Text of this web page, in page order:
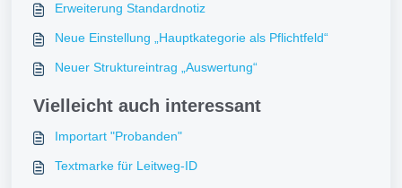
Erweiterung Standardnotiz
Neue Einstellung „Hauptkategorie als Pflichtfeld“
Neuer Struktureintrag „Auswertung“
Vielleicht auch interessant
Importart "Probanden"
Textmarke für Leitweg-ID